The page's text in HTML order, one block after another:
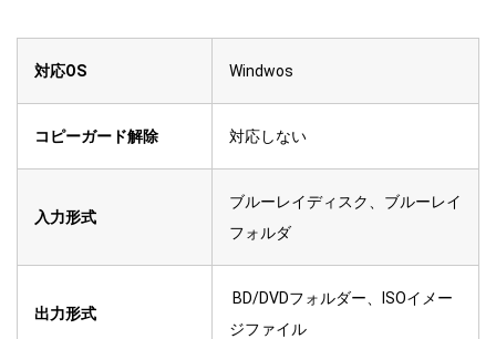
対応OS Windwos
コピーガード解除 対応しない
入力形式
ブルーレイディスク、ブルーレイ
フォルダ
出力形式
BD/DVDフォルダー、ISOイメー
ジファイル